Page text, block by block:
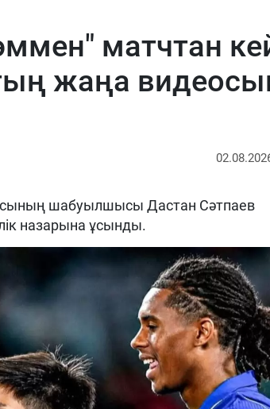
матчтан
жаңа
шабуылшысы Дастан Сәтпаев
назарына ұсынды.